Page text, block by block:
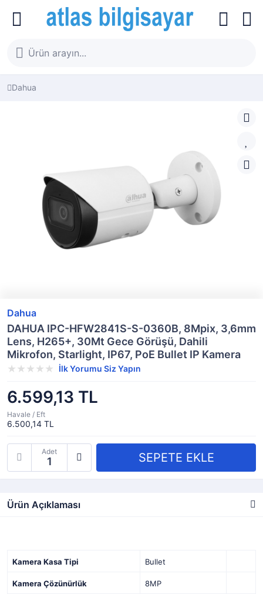
Dahua
Dahua
DAHUA IPC-HFW2841S-S-0360B, 8Mpix, 3,6mm
Lens, H265+, 30Mt Gece Görüşü, Dahili
Mikrofon, Starlight, IP67, PoE Bullet IP Kamera
İlk Yorumu Siz Yapın
6.599,13 TL
Havale / Eft
6.500,14 TL
Adet
Ürün Açıklaması
Kamera Kasa Tipi Bullet
Kamera Çözünürlük 8MP